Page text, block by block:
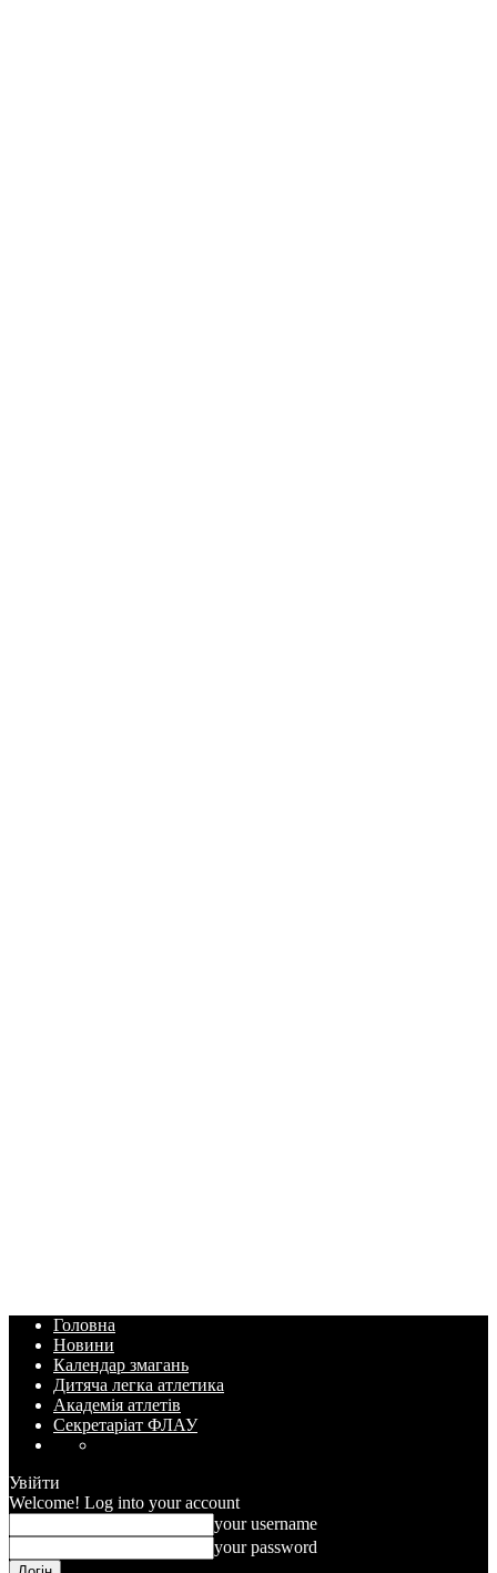
Головна
Новини
Календар змагань
Дитяча легка атлетика
Академія атлетів
Секретаріат ФЛАУ
Увійти
Welcome! Log into your account
your username
your password